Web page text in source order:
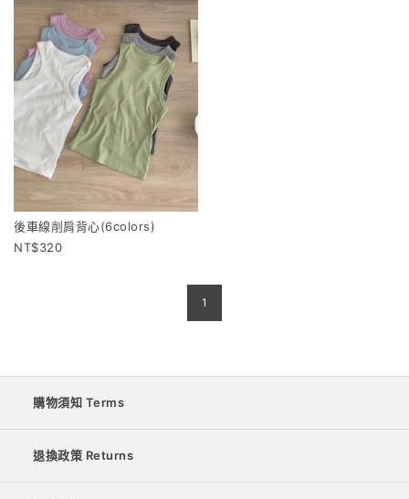
後車線削肩背心(6colors)
320
1
購物須知 Terms
退換政策 Returns